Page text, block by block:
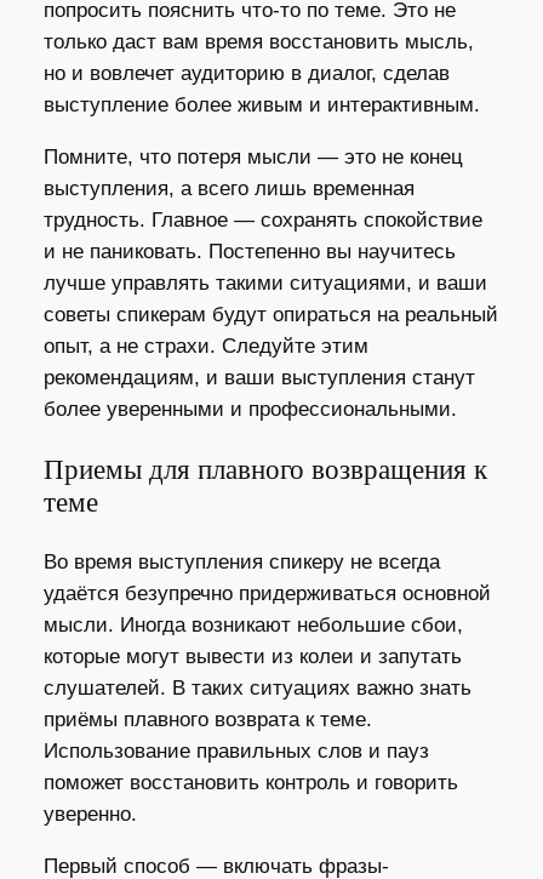
попросить пояснить что-то по теме. Это не
только даст вам время восстановить мысль,
но и вовлечет аудиторию в диалог, сделав
выступление более живым и интерактивным.
Помните, что потеря мысли — это не конец
выступления, а всего лишь временная
трудность. Главное — сохранять спокойствие
и не паниковать. Постепенно вы научитесь
лучше управлять такими ситуациями, и ваши
советы спикерам будут опираться на реальный
опыт, а не страхи. Следуйте этим
рекомендациям, и ваши выступления станут
более уверенными и профессиональными.
Приемы для плавного возвращения к
теме
Во время выступления спикеру не всегда
удаётся безупречно придерживаться основной
мысли. Иногда возникают небольшие сбои,
которые могут вывести из колеи и запутать
слушателей. В таких ситуациях важно знать
приёмы плавного возврата к теме.
Использование правильных слов и пауз
поможет восстановить контроль и говорить
уверенно.
Первый способ — включать фразы-